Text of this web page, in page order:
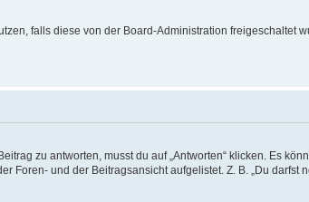
falls diese von der Board-Administration freigeschaltet
zu antworten, musst du auf „Antworten“ klicken. Es
und der Beitragsansicht aufgelistet. Z. B. „Du darfst